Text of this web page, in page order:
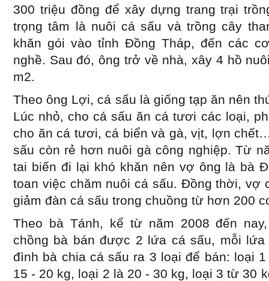
300 triệu đồng để xây dựng trang trại
trọng tâm là nuôi cá sấu và trồng cây
khăn gói vào tỉnh Đồng Tháp, đến các
nghề. Sau đó, ông trở về nhà, xây 4 hồ
m2.
Theo ông Lợi, cá sấu là giống tạp ăn nên
Lúc nhỏ, cho cá sấu ăn cá tươi các loại,
cho ăn cá tươi, cá biển và gà, vịt, lợn
sấu còn rẻ hơn nuôi gà công nghiệp. Từ
tai biến đi lại khó khăn nên vợ ông là bà
toan việc chăm nuôi cá sấu. Đồng thời, vợ
giảm đàn cá sấu trong chuồng từ hơn 200
Theo bà Tánh, kể từ năm 2008 đến
chồng bà bán được 2 lứa cá sấu, mỗi
đình bà chia cá sấu ra 3 loại để bán: loại
15 - 20 kg, loại 2 là 20 - 30 kg, loại 3 từ 30